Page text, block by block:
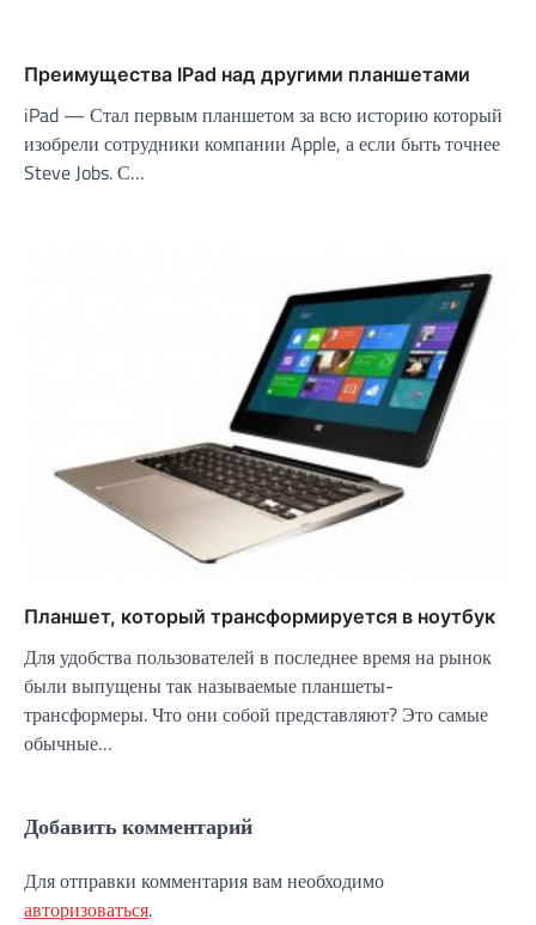
Преимущества IPad над другими планшетами
iPad — Стал первым планшетом за всю историю который
изобрели сотрудники компании Apple, а если быть точнее
Steve Jobs. С…
Планшет, который трансформируется в ноутбук
Для удобства пользователей в последнее время на рынок
были выпущены так называемые планшеты-
трансформеры. Что они собой представляют? Это самые
обычные…
Добавить комментарий
Для отправки комментария вам необходимо
авторизоваться.